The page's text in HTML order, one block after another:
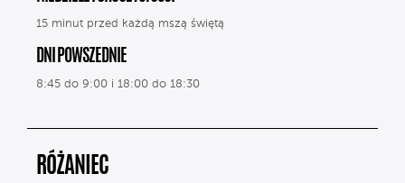
15 minut przed każdą mszą świętą
DNI POWSZEDNIE
8:45 do 9:00 i 18:00 do 18:30
RÓŻANIEC